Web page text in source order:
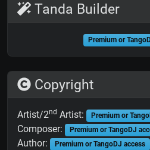
Tanda Builder
Premium or
Copyright
Artist/2nd Artist: Premium or
Composer: Premium or TangoDJ
Author: Premium or TangoDJ access